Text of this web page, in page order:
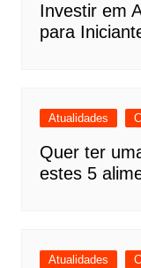
Investir em
para
Atualidades
Quer ter
estes 5
Atualidades